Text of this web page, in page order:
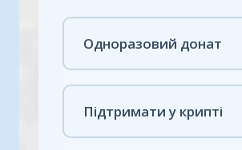
Одноразовий донат
Підтримати у крипті